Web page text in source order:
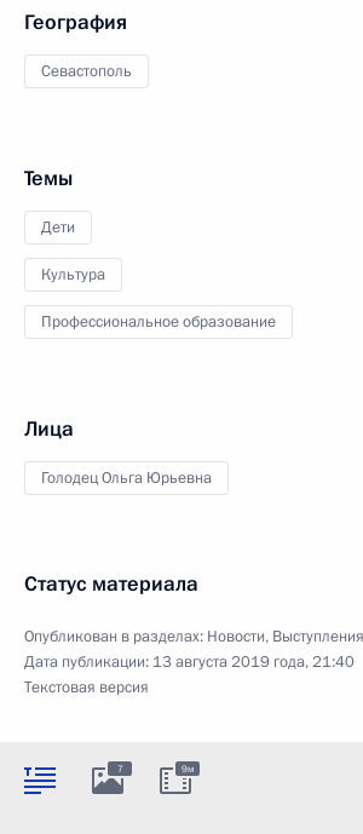
География
Севастополь
Темы
Дети
Культура
Профессиональное образование
Лица
Голодец Ольга Юрьевна
Статус материала
Опубликован в разделах: Новости,
Дата публикации: 13 августа 2019 года, 21:40
Текстовая версия
7 9м